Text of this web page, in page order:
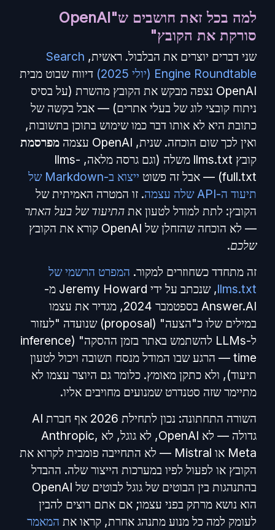
למה בכל זאת חושבים ש"OpenAI
סורקת את הקובץ"
שני דברים יוצרים את הבלבול. ראשית, Search
Engine Roundtable (יולי 2025)
דיווח שבוט מבית
OpenAI נצפה מבקש את הקובץ מהשרת (על בסיס
ניתוח קובצי לוג של בעלי אתרים) — אבל בקשה של
כתובת היא לא אותו דבר כמו שימוש בתוכן בתשובות,
ואין לכך שום הוכחה. שנית, OpenAI עצמה
מפרסמת
קובץ llms.txt משלה (וגם גרסה מלאה, llms-
full.txt) — אבל זה פשוט
ייצוא ב-Markdown של
תיעוד ה-API שלה עצמה
. זו המטרה האמיתית של
הקובץ: לתת למודל לטעון את התיעוד של בעל האתר
— לא הוכחה שהזחלן של OpenAI קורא את הקובץ
שלכם.
זה מתחדד כשחוזרים למקור. המפרט הרשמי של
llms.txt
, שנכתב על ידי Jeremy Howard מ-
Answer.AI בספטמבר 2024, מגדיר את עצמו
במילים שלו כ"הצעה" (proposal) שנועדה "לעזור
ל-LLMs להשתמש באתר בזמן ההסקה" (inference
time — הרגע שבו המודל מנסח תשובה ויכול לטעון
תיעוד), ולא כתקן מאומץ. כלומר גם היוצר עצמו לא
מתיימר שזה סטנדרט שמנועים מחויבים אליו.
השורה התחתונה: נכון לתחילת 2026 אף חברת AI
גדולה — לא OpenAI, לא גוגל, לא Anthropic,
Meta או Mistral — לא התחייבה פומבית לקרוא את
הקובץ או לפעול לפיו במערכות הייצור שלה. ההבדל
בהתנהגות בין הבוטים של גוגל לבוטים של OpenAI
הוא נושא מרתק בפני עצמו; אם אתם רוצים להבין
לעומק למה כל מנוע מתנהג אחרת, קראו את המאמר